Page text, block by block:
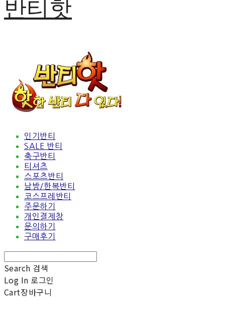
반티핫
인기반티
SALE 반티
축구반티
티셔츠
스포츠반티
남방/한복반티
코스프레반티
주문하기
개인결제창
문의하기
구매후기
Search 검색
Log In 로그인
Cart장바구니